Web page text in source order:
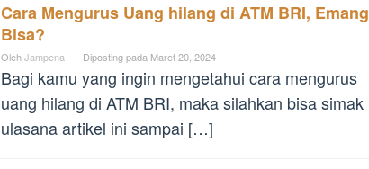
Cara Mengurus Uang hilang di ATM BRI, Emang
Bisa?
OlehJampena Diposting pada Maret 20, 2024
Bagi kamu yang ingin mengetahui cara mengurus
uang hilang di ATM BRI, maka silahkan bisa simak
ulasana artikel ini sampai […]